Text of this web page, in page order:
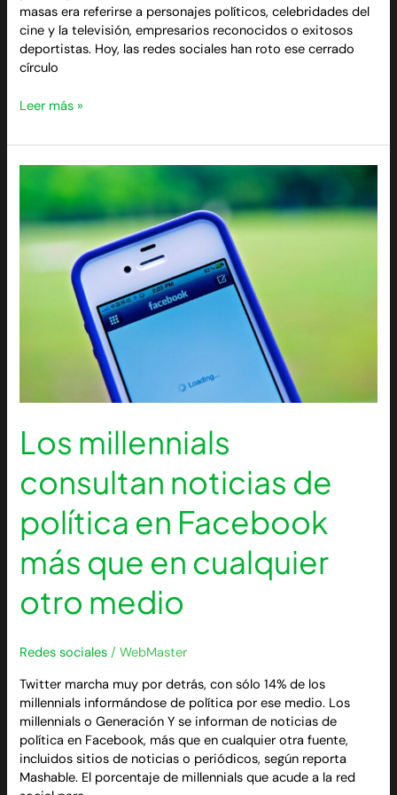
masas era referirse a personajes políticos, celebridades del
cine y la televisión, empresarios reconocidos o exitosos
deportistas. Hoy, las redes sociales han roto ese cerrado
círculo
Leer más »
Los millennials
consultan noticias de
política en Facebook
más que en cualquier
otro medio
Redes sociales /WebMaster
Twitter marcha muy por detrás, con sólo 14% de los
millennials informándose de política por ese medio. Los
millennials o Generación Y se informan de noticias de
política en Facebook, más que en cualquier otra fuente,
incluidos sitios de noticias o periódicos, según reporta
Mashable. El porcentaje de millennials que acude a la red
millennials
consultan
noticias
de
política
Facebook